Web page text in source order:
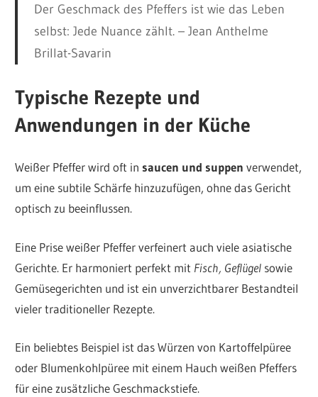
Der Geschmack des Pfeffers ist wie das Leben
selbst: Jede Nuance zählt. – Jean Anthelme
Brillat-Savarin
Typische Rezepte und
Anwendungen in der Küche
Weißer Pfeffer wird oft in saucen und suppen verwendet,
um eine subtile Schärfe hinzuzufügen, ohne das Gericht
optisch zu beeinflussen.
Eine Prise weißer Pfeffer verfeinert auch viele asiatische
Gerichte. Er harmoniert perfekt mit Fisch, Geflügel sowie
Gemüsegerichten und ist ein unverzichtbarer Bestandteil
vieler traditioneller Rezepte.
Ein beliebtes Beispiel ist das Würzen von Kartoffelpüree
oder Blumenkohlpüree mit einem Hauch weißen Pfeffers
für eine zusätzliche Geschmackstiefe.